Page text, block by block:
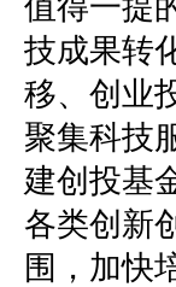
值得一提
技成果转
移、创业
聚集科技
建创投基
各类创新
围，加快